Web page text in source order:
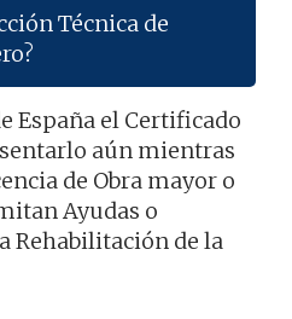
Técnica de
España el Certificado
aún mientras
de Obra mayor o
Ayudas o
Rehabilitación de la